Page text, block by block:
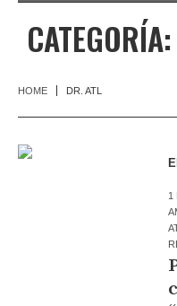
CATEGORÍA:
HOME DR. ATL
1